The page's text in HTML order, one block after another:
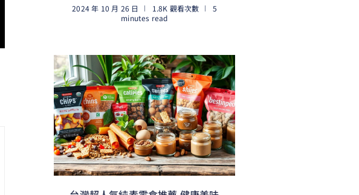
2024 年 10 月 26 日 1.8K 觀看次數
5
minutes read